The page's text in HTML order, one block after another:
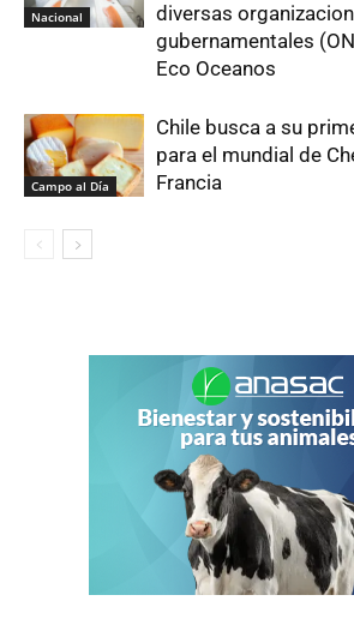
Nacional
diversas
gubernamentales
Eco Oceanos
Campo al Día
Chile busca a su
para el mundial de
Francia